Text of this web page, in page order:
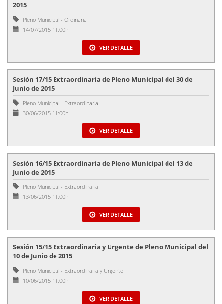
2015
Pleno Municipal - Ordinaria
14/07/2015 11:00h
VER DETALLE
Sesión 17/15 Extraordinaria de Pleno Municipal del 30 de
Junio de 2015
Pleno Municipal - Extraordinaria
30/06/2015 11:00h
VER DETALLE
Sesión 16/15 Extraordinaria de Pleno Municipal del 13 de
Junio de 2015
Pleno Municipal - Extraordinaria
13/06/2015 11:00h
VER DETALLE
Sesión 15/15 Extraordinaria y Urgente de Pleno Municipal del
10 de Junio de 2015
Pleno Municipal - Extraordinaria y Urgente
10/06/2015 11:00h
VER DETALLE